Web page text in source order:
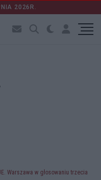
2026R.
Warszawa w głosowaniu trzecia